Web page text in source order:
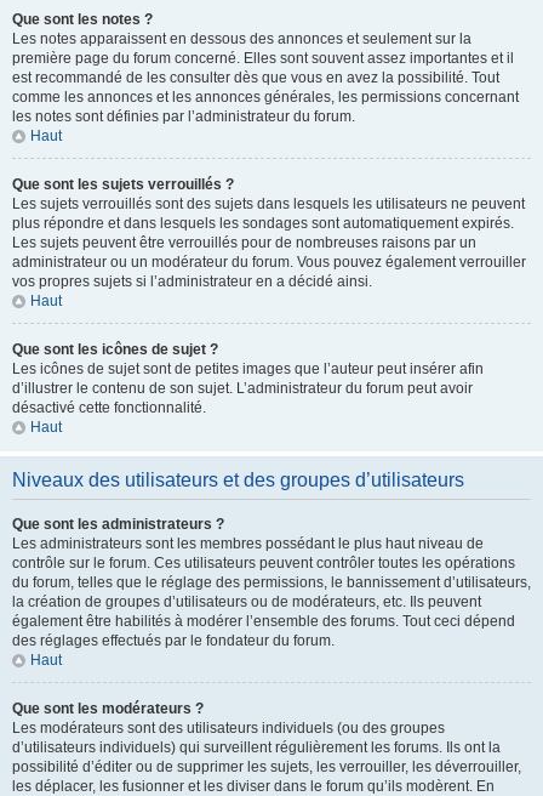
Que sont les notes ?
Les notes apparaissent en dessous des annonces et seulement sur la
première page du forum concerné. Elles sont souvent assez importantes et il
est recommandé de les consulter dès que vous en avez la possibilité. Tout
comme les annonces et les annonces générales, les permissions concernant
les notes sont définies par l’administrateur du forum.
Haut
Que sont les sujets verrouillés ?
Les sujets verrouillés sont des sujets dans lesquels les utilisateurs ne peuvent
plus répondre et dans lesquels les sondages sont automatiquement expirés.
Les sujets peuvent être verrouillés pour de nombreuses raisons par un
administrateur ou un modérateur du forum. Vous pouvez également verrouiller
vos propres sujets si l’administrateur en a décidé ainsi.
Haut
Que sont les icônes de sujet ?
Les icônes de sujet sont de petites images que l’auteur peut insérer afin
d’illustrer le contenu de son sujet. L’administrateur du forum peut avoir
désactivé cette fonctionnalité.
Haut
Niveaux des utilisateurs et des groupes d’utilisateurs
Que sont les administrateurs ?
Les administrateurs sont les membres possédant le plus haut niveau de
contrôle sur le forum. Ces utilisateurs peuvent contrôler toutes les opérations
du forum, telles que le réglage des permissions, le bannissement d’utilisateurs,
la création de groupes d’utilisateurs ou de modérateurs, etc. Ils peuvent
également être habilités à modérer l’ensemble des forums. Tout ceci dépend
des réglages effectués par le fondateur du forum.
Haut
Que sont les modérateurs ?
Les modérateurs sont des utilisateurs individuels (ou des groupes
d’utilisateurs individuels) qui surveillent régulièrement les forums. Ils ont la
possibilité d’éditer ou de supprimer les sujets, les verrouiller, les déverrouiller,
les déplacer, les fusionner et les diviser dans le forum qu’ils modèrent. En